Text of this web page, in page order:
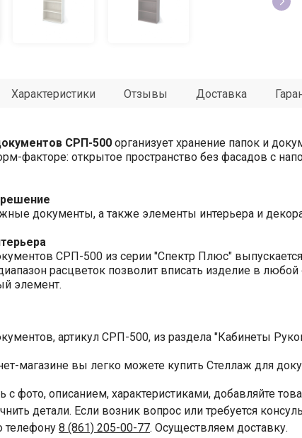
Характеристики Отзывы Доставка
СРП-500 организует хранение папок и
факторе: открытое пространство без фасадов с
документы, а также элементы интерьера и
СРП-500 из серии "Спектр Плюс"
расцветок позволит вписать изделие в
элемент.
артикул СРП-500, из раздела "Кабинеты
магазине вы легко можете купить Стеллаж для
фото, описанием, характеристиками, добавляйте
детали. Если возник вопрос или требуется
телефону 8 (861) 205-00-77. Осуществляем доставку.